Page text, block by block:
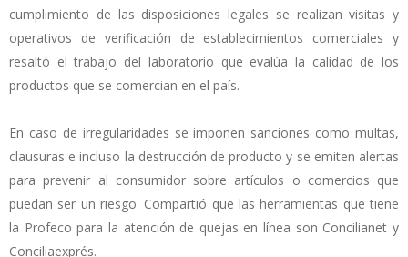
cumplimiento de las disposiciones legales se realizan visitas y
operativos de verificación de establecimientos comerciales y
resaltó el trabajo del laboratorio que evalúa la calidad de los
productos que se comercian en el país.
En caso de irregularidades se imponen sanciones como multas,
clausuras e incluso la destrucción de producto y se emiten alertas
para prevenir al consumidor sobre artículos o comercios que
puedan ser un riesgo. Compartió que las herramientas que tiene
la Profeco para la atención de quejas en línea son Concilianet y
Conciliaexprés.